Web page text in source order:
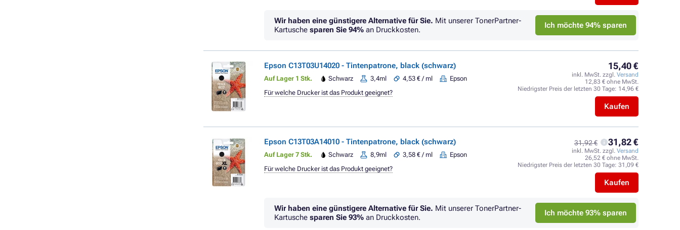
Wir haben eine günstigere Alternative für Sie. Mit unserer TonerPartner-
Kartusche sparen Sie 94% an Druckkosten. Ich möchte 94% sparen
Epson C13T03U14020 - Tintenpatrone, black (schwarz)
Auf Lager 1 Stk. Schwarz 3,4ml 4,53 € / ml Epson
15,40 €
inkl. MwSt. zzgl. Versand
12,83 € ohne MwSt.
Niedrigster Preis der letzten 30 Tage: 14,96 €
Kaufen
Für welche Drucker ist das Produkt geeignet?
Epson C13T03A14010 - Tintenpatrone, black (schwarz)
Auf Lager 7 Stk. Schwarz 8,9ml 3,58 € / ml Epson
31,92 € 31,82 €
inkl. MwSt. zzgl. Versand
26,52 € ohne MwSt.
Niedrigster Preis der letzten 30 Tage: 31,09 €
Kaufen
Für welche Drucker ist das Produkt geeignet?
Wir haben eine günstigere Alternative für Sie. Mit unserer TonerPartner-
Kartusche sparen Sie 93% an Druckkosten. Ich möchte 93% sparen